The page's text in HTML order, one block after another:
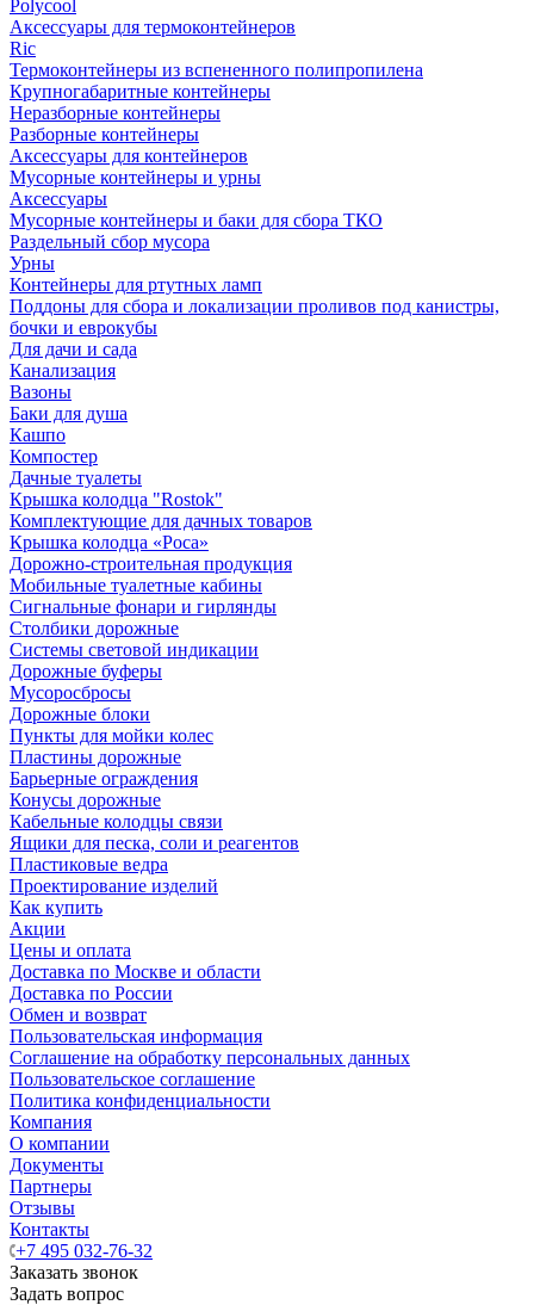
Polycool
Аксессуары для термоконтейнеров
Ric
Термоконтейнеры из вспененного полипропилена
Крупногабаритные контейнеры
Неразборные контейнеры
Разборные контейнеры
Аксессуары для контейнеров
Мусорные контейнеры и урны
Аксессуары
Мусорные контейнеры и баки для сбора ТКО
Раздельный сбор мусора
Урны
Контейнеры для ртутных ламп
Поддоны для сбора и локализации проливов под канистры,
бочки и еврокубы
Для дачи и сада
Канализация
Вазоны
Баки для душа
Кашпо
Компостер
Дачные туалеты
Крышка колодца "Rostok"
Комплектующие для дачных товаров
Крышка колодца «Роса»
Дорожно-строительная продукция
Мобильные туалетные кабины
Сигнальные фонари и гирлянды
Столбики дорожные
Системы световой индикации
Дорожные буферы
Мусоросбросы
Дорожные блоки
Пункты для мойки колес
Пластины дорожные
Барьерные ограждения
Конусы дорожные
Кабельные колодцы связи
Ящики для песка, соли и реагентов
Пластиковые ведра
Проектирование изделий
Как купить
Акции
Цены и оплата
Доставка по Москве и области
Доставка по России
Обмен и возврат
Пользовательская информация
Соглашение на обработку персональных данных
Пользовательское соглашение
Политика конфиденциальности
Компания
О компании
Документы
Партнеры
Отзывы
Контакты
+7 495 032-76-32
Заказать звонок
Задать вопрос